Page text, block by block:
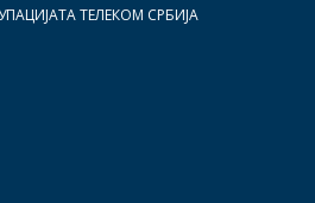
ТЕЛЕКОМ СРБИЈА